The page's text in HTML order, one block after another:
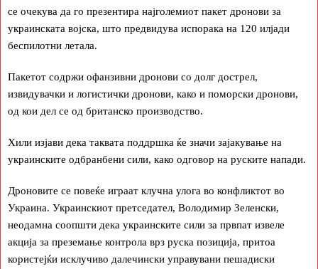
се очекува да го презентира најголемиот пакет дронови за
украинската војска, што предвидува испорака на 120 илјади
беспилотни летала.
Пакетот содржи офанзивни дронови со долг дострел,
извидувачки и логистички дронови, како и поморски дронови,
од кои дел се од британско производство.
Хили изјави дека таквата поддршка ќе значи зајакување на
украинските одбранбени сили, како одговор на руските напади.
Дроновите се повеќе играат клучна улога во конфликтот во
Украина. Украинскиот претседател, Володимир Зеленски,
неодамна соопшти дека украинските сили за првпат извеле
акција за преземање контрола врз руска позиција, притоа
користејќи исклучиво далечински управувани пешадиски